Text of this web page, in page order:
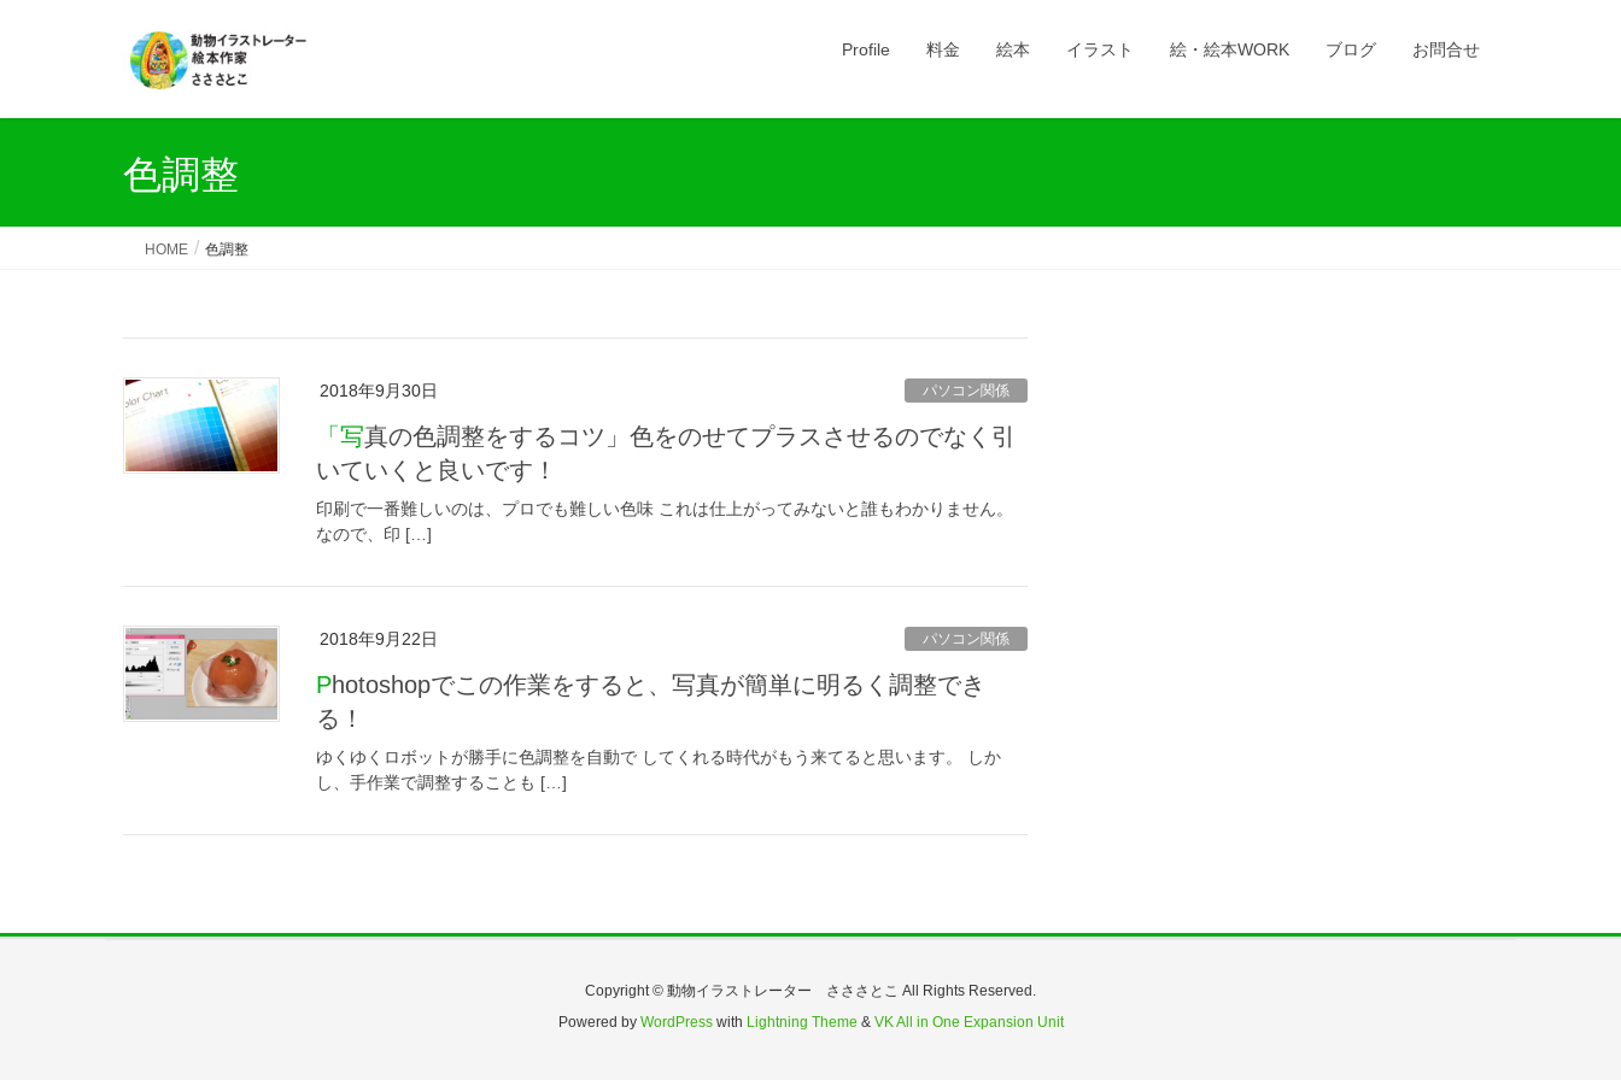
Profile 料金 絵本 イラスト 絵・絵本WORK ブログ お問合せ
色調整
HOME 色調整
2018年9月30日 パソコン関係
「写真の色調整をするコツ」色をのせてプラスさせるのでなく引
いていくと良いです！
印刷で一番難しいのは、プロでも難しい色味 これは仕上がってみないと誰もわかりません。
なので、印 […]
2018年9月22日 パソコン関係
Photoshopでこの作業をすると、写真が簡単に明るく調整でき
る！
ゆくゆくロボットが勝手に色調整を自動で してくれる時代がもう来てると思います。 しか
し、手作業で調整することも […]
Copyright © 動物イラストレーター さささとこ All Rights Reserved.
Powered by WordPresswith Lightning Theme & VK All in One Expansion Unit